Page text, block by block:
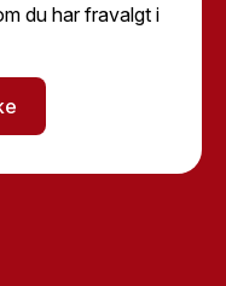
du har fravalgt i